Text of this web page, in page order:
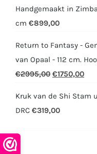
Handgemaakt in
cm €899,00
Return to Fantasy -
van Opaal - 112 cm.
€2995,00
was:
€2995,00.
€1750,00
Kruk van de Shi Stam
DRC €319,00